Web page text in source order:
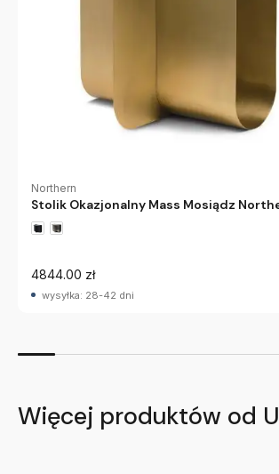
Northern
Stolik Okazjonalny Mass Mosiądz
4844.00 zł
wysyłka: 28-42 dni
Więcej produktów od